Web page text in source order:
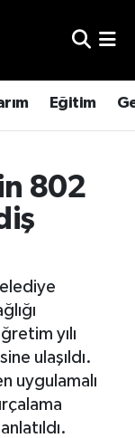
Eğitim
802
yılı
ulaşıldı.
uygulamalı